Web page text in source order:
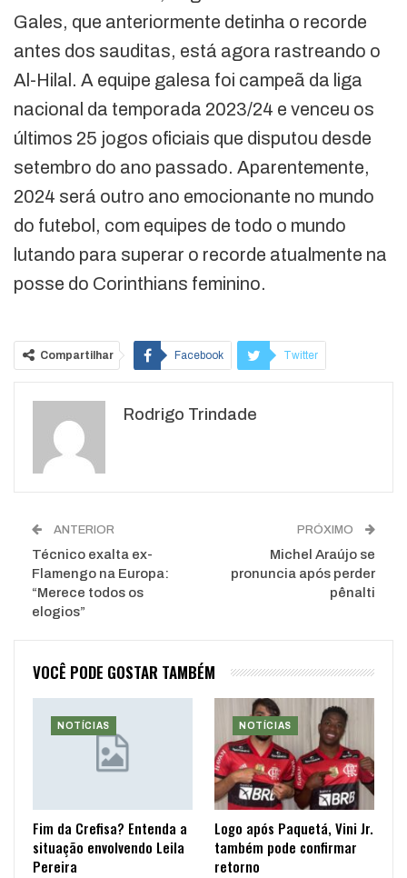
Gales, que anteriormente detinha o recorde
antes dos sauditas, está agora rastreando o
Al-Hilal. A equipe galesa foi campeã da liga
nacional da temporada 2023/24 e venceu os
últimos 25 jogos oficiais que disputou desde
setembro do ano passado. Aparentemente,
2024 será outro ano emocionante no mundo
do futebol, com equipes de todo o mundo
lutando para superar o recorde atualmente na
posse do Corinthians feminino.
Compartilhar Facebook Twitter
WhatsApp
Rodrigo Trindade
ANTERIOR
Técnico exalta ex-
Flamengo na Europa:
“Merece todos os
elogios”
PRÓXIMO
Michel Araújo se
pronuncia após perder
pênalti
VOCÊ PODE GOSTAR TAMBÉM
NOTÍCIAS
Fim da Crefisa? Entenda a
situação envolvendo Leila
Pereira
NOTÍCIAS
Logo após Paquetá, Vini Jr.
também pode confirmar
retorno